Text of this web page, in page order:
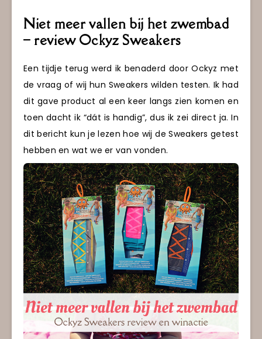
Niet meer vallen bij het zwembad
– review Ockyz Sweakers
Een tijdje terug werd ik benaderd door Ockyz met
de vraag of wij hun Sweakers wilden testen. Ik had
dit gave product al een keer langs zien komen en
toen dacht ik “dát is handig”, dus ik zei direct ja. In
dit bericht kun je lezen hoe wij de Sweakers getest
hebben en wat we er van vonden.